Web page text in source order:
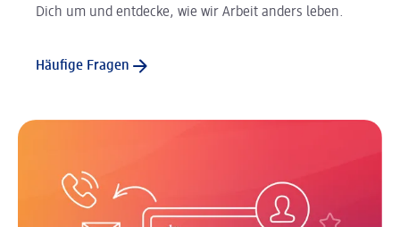
Dich um und entdecke, wie wir Arbeit anders leben.
Häufige Fragen